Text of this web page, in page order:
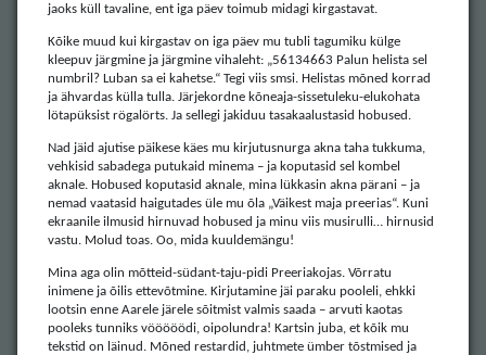
jaoks küll tavaline, ent iga päev toimub midagi kirgastavat.
Kõike muud kui kirgastav on iga päev mu tubli tagumiku külge
kleepuv järgmine ja järgmine vihaleht: „56134663 Palun helista sel
numbril? Luban sa ei kahetse.“ Tegi viis smsi. Helistas mõned korrad
ja ähvardas külla tulla. Järjekordne kõneaja-sissetuleku-elukohata
lötapüksist rögalörts. Ja sellegi jakiduu tasakaalustasid hobused.
Nad jäid ajutise päikese käes mu kirjutusnurga akna taha tukkuma,
vehkisid sabadega putukaid minema – ja koputasid sel kombel
aknale. Hobused koputasid aknale, mina lükkasin akna pärani – ja
nemad vaatasid haigutades üle mu õla „Väikest maja preerias“. Kuni
ekraanile ilmusid hirnuvad hobused ja minu viis musirulli… hirnusid
vastu. Molud toas. Oo, mida kuuldemängu!
Mina aga olin mõtteid-südant-taju-pidi Preeriakojas. Võrratu
inimene ja õilis ettevõtmine. Kirjutamine jäi paraku pooleli, ehkki
lootsin enne Aarele järele sõitmist valmis saada – arvuti kaotas
pooleks tunniks vööööödi, oipolundra! Kartsin juba, et kõik mu
tekstid on läinud. Mõned restardid, juhtmete ümber tõstmised ja